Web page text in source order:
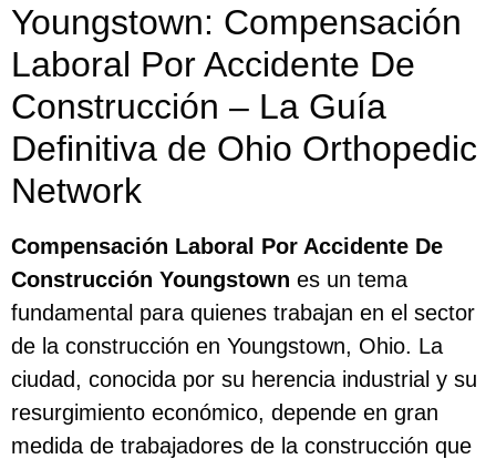
Youngstown: Compensación
Laboral Por Accidente De
Construcción – La Guía
Definitiva de Ohio Orthopedic
Network
Compensación Laboral Por Accidente De
Construcción Youngstown es un tema
fundamental para quienes trabajan en el sector
de la construcción en Youngstown, Ohio. La
ciudad, conocida por su herencia industrial y su
resurgimiento económico, depende en gran
medida de trabajadores de la construcción que